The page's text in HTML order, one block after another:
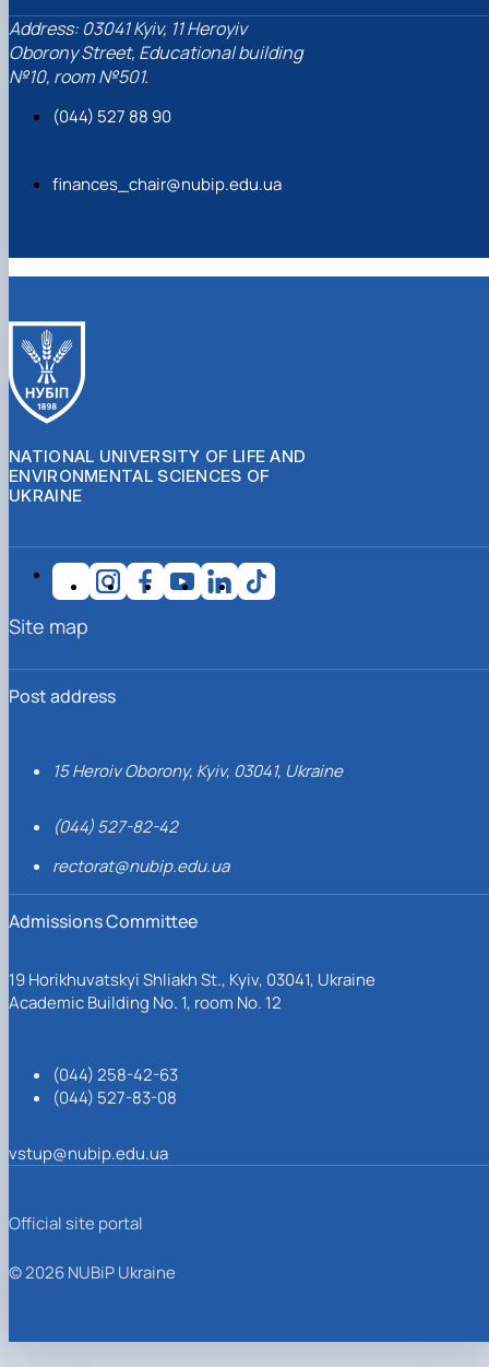
Address: 03041 Kyiv, 11 Heroyiv
Oborony Street, Educational building
№10, room №501.
(044) 527 88 90
finances_chair@nubip.edu.ua
NATIONAL UNIVERSITY OF LIFE AND
ENVIRONMENTAL SCIENCES OF
UKRAINE
Post address
15 Heroiv Oborony, Kyiv, 03041, Ukraine
(044) 527-82-42
rectorat@nubip.edu.ua
Admissions Committee
19 Horikhuvatskyi Shliakh St., Kyiv, 03041, Ukraine
Academic Building No. 1, room No. 12
(044) 258-42-63
(044) 527-83-08
vstup@nubip.edu.ua
Site map
Official site portal
© 2026 NUBiP Ukraine